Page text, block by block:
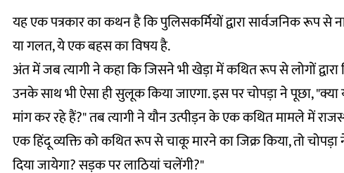
यह एक पत्रकार का कथन है कि पुलिसकर्मियों द्वारा सार्वजनिक रूप से
या गलत, ये एक बहस का विषय है.
अंत में जब त्यागी ने कहा कि जिसने भी खेड़ा में कथित रूप से लोगों
उनके साथ भी ऐसा ही सुलूक किया जाएगा. इस पर चोपड़ा ने पूछा, "क्या
मांग कर रहे हैं?" तब त्यागी ने यौन उत्पीड़न के एक कथित मामले में
एक हिंदू व्यक्ति को कथित रूप से चाकू मारने का जिक्र किया, तो
दिया जायेगा? सड़क पर लाठियां चलेंगी?"